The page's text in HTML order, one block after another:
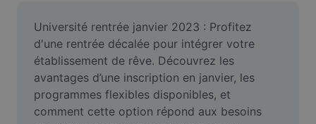
Générateur de mèmes
AI Text Remover
AI People Remover
AI Inpainting
Université rentrée janvier 2023 : Profitez
d'une rentrée décalée pour intégrer votre
établissement de rêve. Découvrez les
avantages d’une inscription en janvier, les
programmes flexibles disponibles, et
comment cette option répond aux besoins